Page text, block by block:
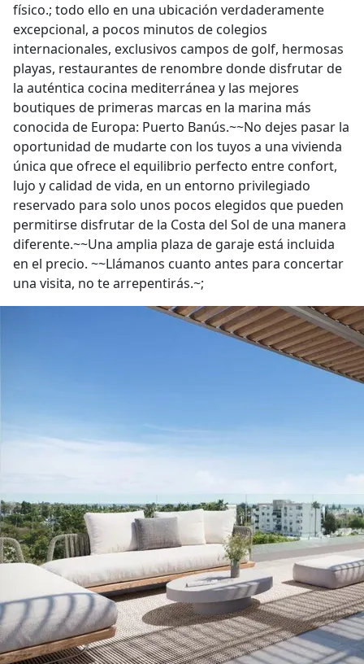
físico.; todo ello en una ubicación verdaderamente
excepcional, a pocos minutos de colegios
internacionales, exclusivos campos de golf, hermosas
playas, restaurantes de renombre donde disfrutar de
la auténtica cocina mediterránea y las mejores
boutiques de primeras marcas en la marina más
conocida de Europa: Puerto Banús.~~No dejes pasar la
oportunidad de mudarte con los tuyos a una vivienda
única que ofrece el equilibrio perfecto entre confort,
lujo y calidad de vida, en un entorno privilegiado
reservado para solo unos pocos elegidos que pueden
permitirse disfrutar de la Costa del Sol de una manera
diferente.~~Una amplia plaza de garaje está incluida
en el precio. ~~Llámanos cuanto antes para concertar
una visita, no te arrepentirás.~;